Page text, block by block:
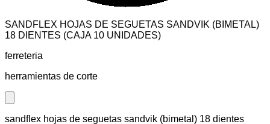
SANDFLEX HOJAS DE SEGUETAS SANDVIK (BIMETAL)
18 DIENTES (CAJA 10 UNIDADES)
ferreteria
herramientas de corte
Close modal
sandflex hojas de seguetas sandvik (bimetal) 18 dientes